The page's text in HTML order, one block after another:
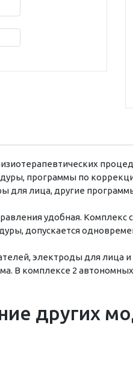
программы по
лица, другие
удобная.
допускается
электроды для лица
В комплексе 2
других